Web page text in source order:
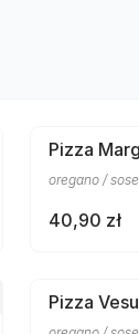
Pizza
oregano /
40,90 zł
Pizza